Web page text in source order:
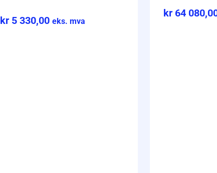
kr 5 330,00 eks. mva
kr64